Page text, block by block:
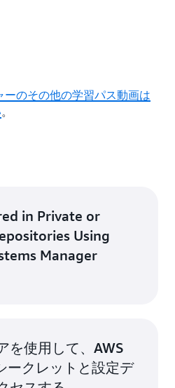
ーのその他の学習パス動画は
。
in Private or
Using
Manager
を使用して、AWS
ークレットと設定デ